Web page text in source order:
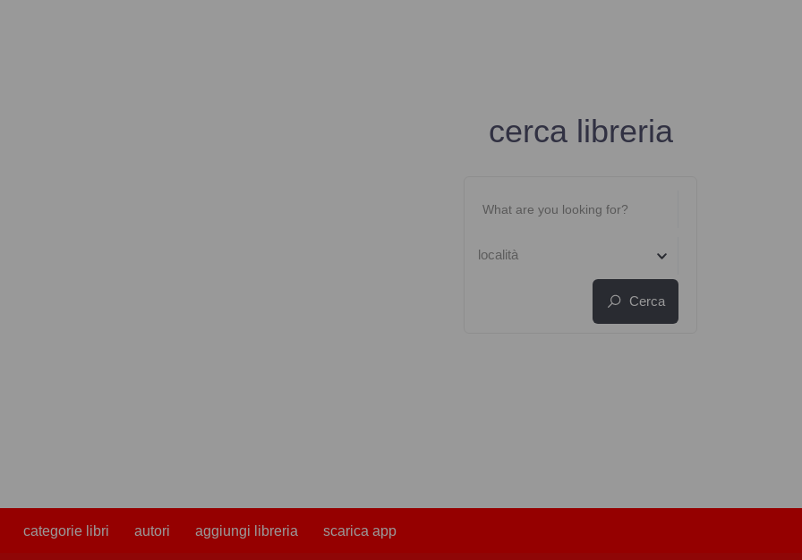
cerca libreria
località
Cerca
categorie libri autori aggiungi libreria scarica app